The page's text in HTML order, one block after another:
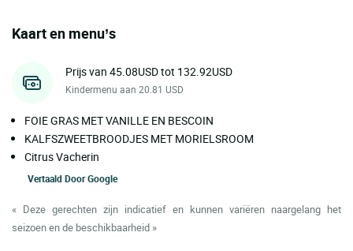
Kaart en menu’s
Prijs van 45.08USD tot 132.92USD
Kindermenu aan 20.81 USD
FOIE GRAS MET VANILLE EN BESCOIN
KALFSZWEETBROODJES MET MORIELSROOM
Citrus Vacherin
Vertaald DoorGoogle
« Deze gerechten zijn indicatief en kunnen variëren naargelang het
seizoen en de beschikbaarheid »